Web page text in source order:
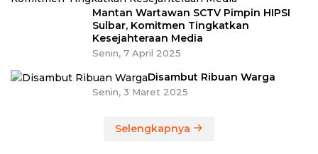
Mantan Wartawan SCTV Pimpin HIPSI
Sulbar, Komitmen Tingkatkan
Kesejahteraan Media
Senin, 7 April 2025
Disambut Ribuan Warga
Senin, 3 Maret 2025
Selengkapnya